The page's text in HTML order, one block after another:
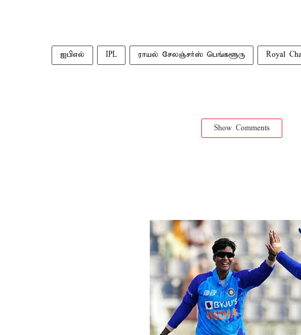
ஐபிஎல் IPL ராயல் சேலஞ்சர்ஸ் பெங்களூரு Royal
Show Comments